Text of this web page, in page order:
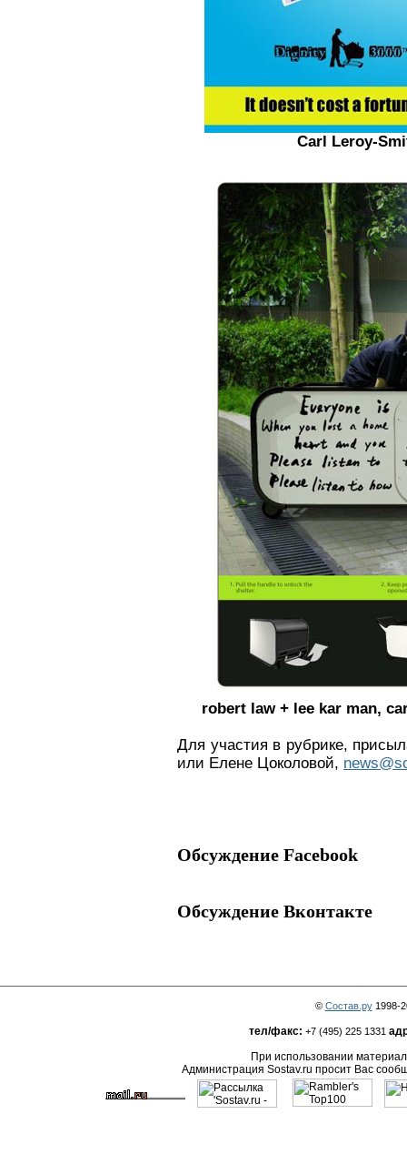
Carl Leroy-
robert law + lee kar man,
Для участия в рубрике,
или Елене Цоколовой,
Обсуждение Facebook
Обсуждение Вконтакте
© Состав.ру1998-
тел/факс: +7 (495) 225 1331
При использовании
Администрация Sostav.ru просит Вас